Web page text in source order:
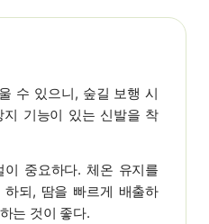
수 있으니, 숲길 보행 시
기능이 있는 신발을 착
중요하다. 체온 유지를
되, 땀을 빠르게 배출하
는 것이 좋다.